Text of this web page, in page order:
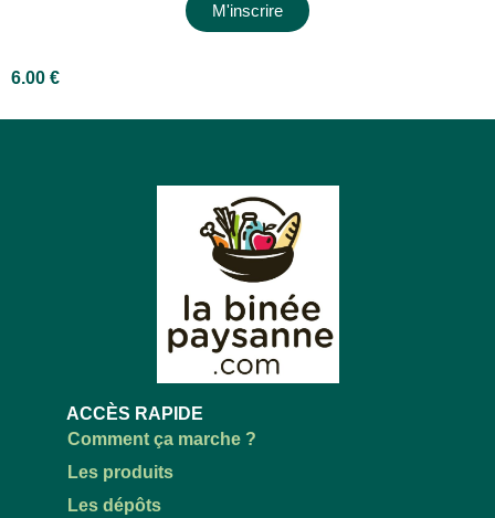
M'inscrire
6.00 €
ACCÈS RAPIDE
Comment ça marche ?
Les produits
Les dépôts